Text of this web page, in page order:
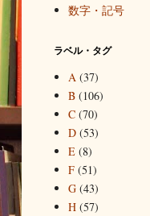
数字・記号
ラベル・タグ
A (37)
B (106)
C (70)
D (53)
E (8)
F (51)
G (43)
H (57)